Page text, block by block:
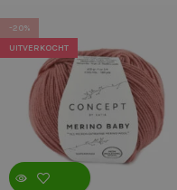
-20%
UITVERKOCHT